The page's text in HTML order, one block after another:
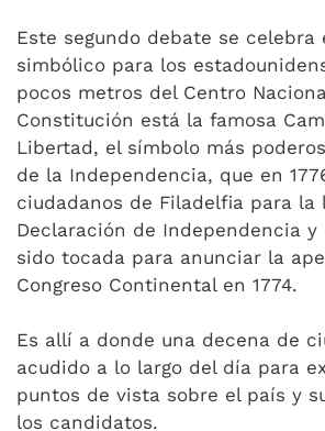
Este segundo debate se celebra
simbólico para los
pocos metros del Centro
Constitución está la famosa
Libertad, el símbolo más
de la Independencia, que en
ciudadanos de Filadelfia para la
Declaración de Independencia
sido tocada para anunciar la
Congreso Continental en 1774.
Es allí a donde una decena de
acudido a lo largo del día para
puntos de vista sobre el país y
los candidatos.